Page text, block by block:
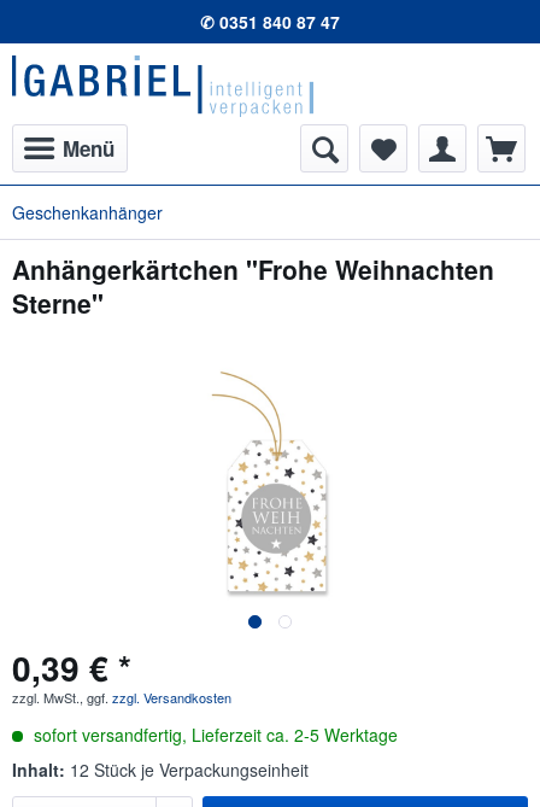
✆ 0351 840 87 47
Menü
Geschenkanhänger
Anhängerkärtchen "Frohe Weihnachten
Sterne"
0,39 € *
zzgl. MwSt., ggf. zzgl. Versandkosten
sofort versandfertig, Lieferzeit ca. 2-5 Werktage
Inhalt: 12 Stück je Verpackungseinheit